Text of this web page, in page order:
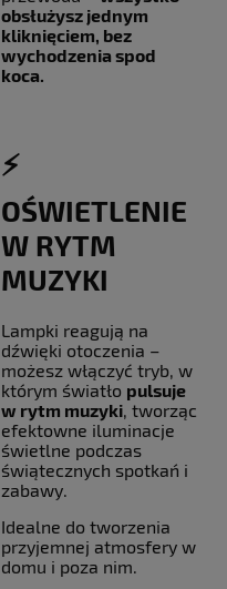
obsłużysz jednym
kliknięciem, bez
wychodzenia spod
koca.
⚡️
OŚWIETLENIE
W RYTM
MUZYKI
Lampki reagują na
dźwięki otoczenia –
możesz włączyć tryb, w
którym światło pulsuje
w rytm muzyki , tworząc
efektowne iluminacje
świetlne podczas
świątecznych spotkań i
zabawy.
Idealne do tworzenia
przyjemnej atmosfery w
domu i poza nim.